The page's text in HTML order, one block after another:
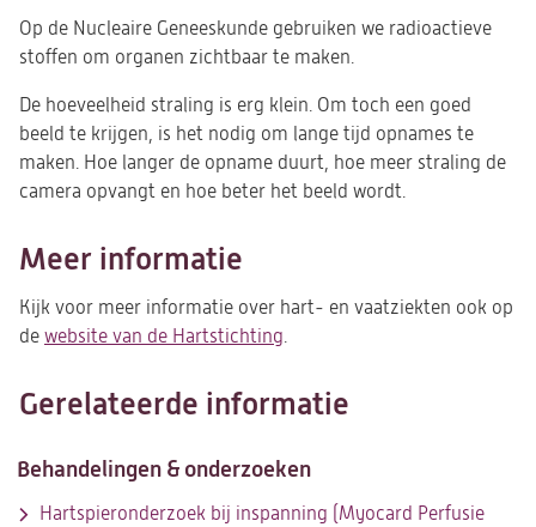
Op de Nucleaire Geneeskunde gebruiken we radioactieve
stoffen om organen zichtbaar te maken.
De hoeveelheid straling is erg klein. Om toch een goed
beeld te krijgen, is het nodig om lange tijd opnames te
maken. Hoe langer de opname duurt, hoe meer straling de
camera opvangt en hoe beter het beeld wordt.
Meer informatie
Kijk voor meer informatie over hart- en vaatziekten ook op
de website van de Hartstichting(opent
een
.
Gerelateerde informatie
Behandelingen & onderzoeken
Hartspieronderzoek bij inspanning (Myocard Perfusie